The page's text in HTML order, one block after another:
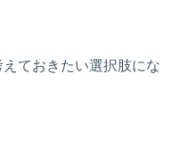
えておきたい選択肢にな